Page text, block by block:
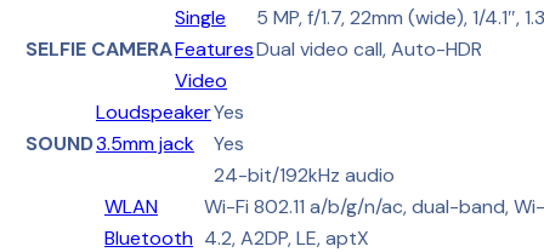
SELFIE CAMERA
Single
5 MP, f/1.7, 22mm (wide), 1/4.1″,
FeaturesDual video call, Auto-HDR
Video
SOUND
LoudspeakerYes
3.5mm jack
Yes
24-bit/192kHz audio
WLAN
Wi-Fi 802.11 a/b/g/n/ac, dual-band,
Bluetooth 4.2, A2DP, LE, aptX